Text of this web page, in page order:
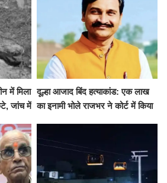
में मिला
जांच में
दूल्हा आजाद बिंद हत्याकांड: एक लाख
का इनामी भोले राजभर ने कोर्ट में किया